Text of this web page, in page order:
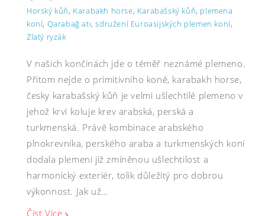
Horský kůň, Karabakh horse, Karabašský kůň, plemena
koní, Qarabağ atı,sdružení Euroasijských plemen koní,
Zlatý ryzák
V našich končinách jde o téměř neznámé plemeno.
Přitom nejde o primitivního koně, karabakh horse,
česky karabašský kůň je velmi ušlechtilé plemeno v
jehož krvi koluje krev arabská, perská a
turkmenská. Právě kombinace arabského
plnokrevníka, perského araba a turkmenských koní
dodala plemeni již zmíněnou ušlechtilost a
harmonický exteriér, tolik důležitý pro dobrou
výkonnost. Jak už…
Číst Více